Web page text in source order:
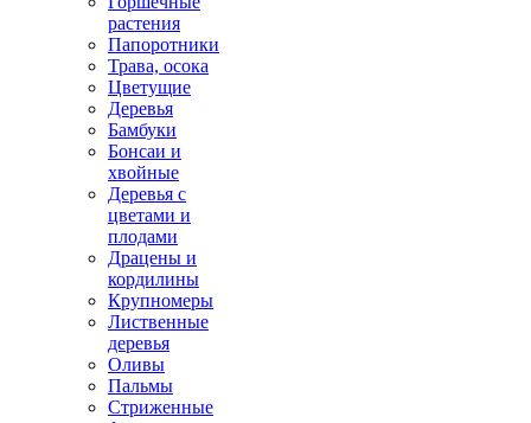
растения
Папоротники
Трава, осока
Цветущие
Деревья
Бамбуки
Бонсаи и
хвойные
Деревья с
цветами и
плодами
Драцены и
кордилины
Крупномеры
Лиственные
деревья
Оливы
Пальмы
Стриженные